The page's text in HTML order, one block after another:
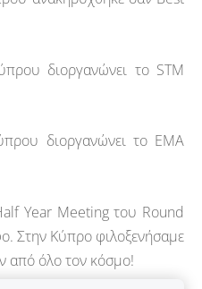
διοργανώνει το STM
διοργανώνει το ΕΜΑ
Year Meeting του Round
Στην Κύπρο φιλοξενήσαμε
από όλο τον κόσμο!